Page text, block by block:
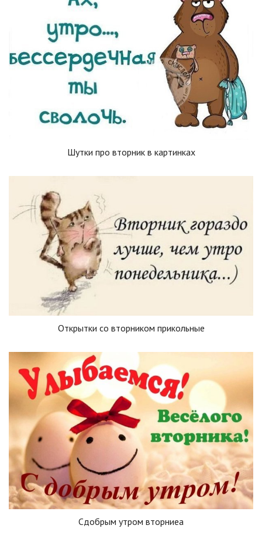
Шутки про вторник в картинках
Открытки со вторником прикольные
Сдобрым утром вторниеа